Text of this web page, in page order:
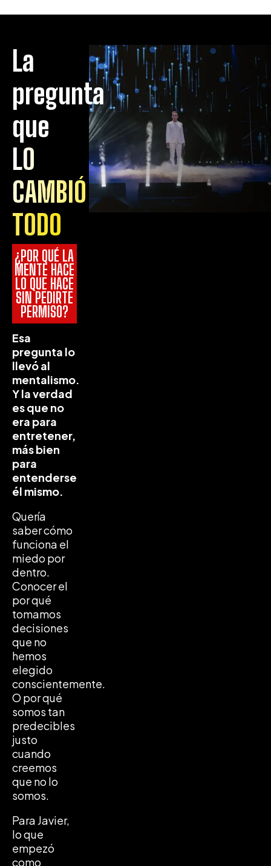
La
pregunta
que
LO
CAMBIÓ
TODO
¿POR QUÉ LA
MENTE HACE
LO QUE HACE
SIN PEDIRTE
PERMISO?
Esa
pregunta lo
llevó al
mentalismo.
Y la verdad
es que no
era para
entretener,
más bien
para
entenderse
él mismo.
Quería
saber cómo
funciona el
miedo por
dentro.
Conocer el
por qué
tomamos
decisiones
que no
hemos
elegido
conscientemente.
O por qué
somos tan
predecibles
justo
cuando
creemos
que no lo
somos.
Para Javier,
lo que
empezó
como